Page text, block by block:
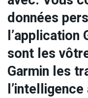
données
l’application
sont les
Garmin les